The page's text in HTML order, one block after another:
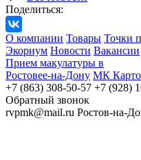
Поделиться:
О компании Товары Точки
Экориум Новости Вакансии
Прием макулатуры в
Ростовее-на-Дону МК
+7 (863) 308-50-57 +7 (928)
Обратный звонок
rvpmk@mail.ru Ростов-на-